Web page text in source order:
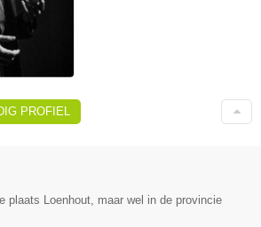
PROFIEL
plaats Loenhout, maar wel in de provincie